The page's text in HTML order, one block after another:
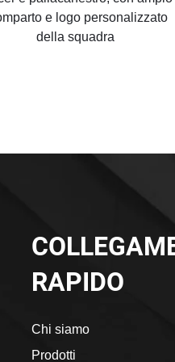
e logo personalizzato
della squadra
RAPIDO
Chi siamo
Prodotti